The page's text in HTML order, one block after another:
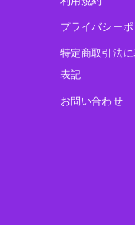
プライバシー
特定商取引法に
表記
お問い合わせ